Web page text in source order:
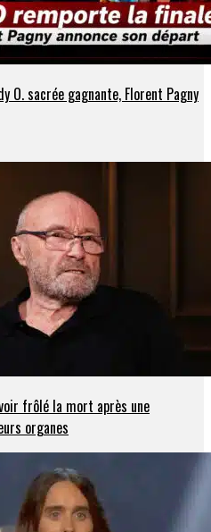
O. sacrée gagnante, Florent Pagny
frôlé la mort après une
organes